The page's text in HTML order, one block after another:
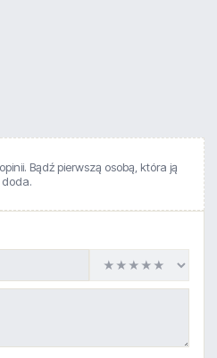
Bądź pierwszą osobą, która ją
doda.